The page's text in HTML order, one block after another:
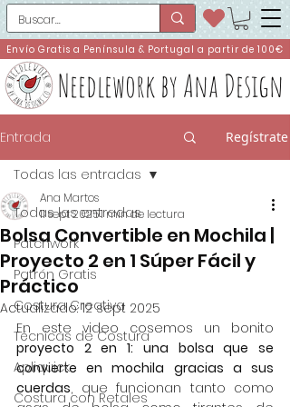
Needlework by Ana Design
Envío Gratis a Península & Portugal a partir de 100€
Entrada Regístrate
Todas las entradas
Patchwork
Patrón Gratis
Costura Creativa
Técnicas de Costura
Apliquick
Costura con Retales
Todas las entradas
Bolsa Convertible en Mochila |
Proyecto 2 en 1 Súper Fácil y
Práctico
Ana Martos
11 sept 20251 min de lectura
Actualizado:12 sept 2025
proyecto 2 en 1: una bolsa que se
convierte en mochila gracias a sus
cuerdas, que funcionan tanto como